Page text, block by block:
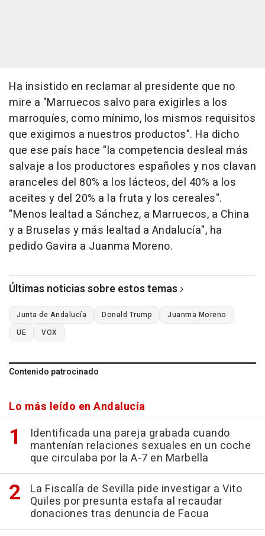
Ha insistido en reclamar al presidente que no
mire a "Marruecos salvo para exigirles a los
marroquíes, como mínimo, los mismos requisitos
que exigimos a nuestros productos". Ha dicho
que ese país hace "la competencia desleal más
salvaje a los productores españoles y nos clavan
aranceles del 80% a los lácteos, del 40% a los
aceites y del 20% a la fruta y los cereales".
"Menos lealtad a Sánchez, a Marruecos, a China
y a Bruselas y más lealtad a Andalucía", ha
pedido Gavira a Juanma Moreno.
Últimas noticias sobre estos temas
Junta de Andalucía Donald Trump
Juanma Moreno
UE
VOX
Contenido patrocinado
Lo más leído en Andalucía
Identificada una pareja grabada cuando
mantenían relaciones sexuales en un coche
que circulaba por la A-7 en Marbella
La Fiscalía de Sevilla pide investigar a Vito
Quiles por presunta estafa al recaudar
donaciones tras denuncia de Facua